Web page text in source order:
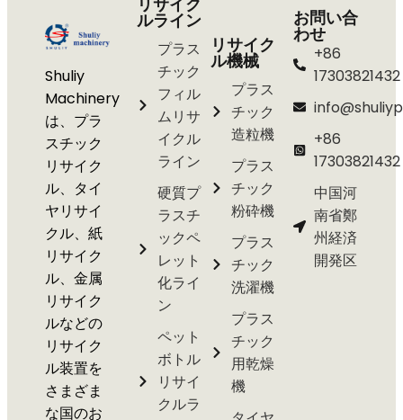
Shuliy
Machinery
は、プラ
スチック
リサイク
ル、タイ
ヤリサイ
クル、紙
リサイク
ル、金属
リサイク
ルなどの
リサイク
ル装置を
さまざま
な国のお
ルライン
プラス
チック
フィル
ムリサ
イクル
ライン
硬質プ
ラスチ
ックペ
レット
化ライ
ン
ペット
ボトル
リサイ
クルラ
リサイク
ル機械
プラス
チック
造粒機
プラス
チック
粉砕機
プラス
チック
洗濯機
プラス
チック
用乾燥
機
お問い合
わせ
+86
17303821432
+86
17303821432
中国河
南省鄭
州経済
開発区